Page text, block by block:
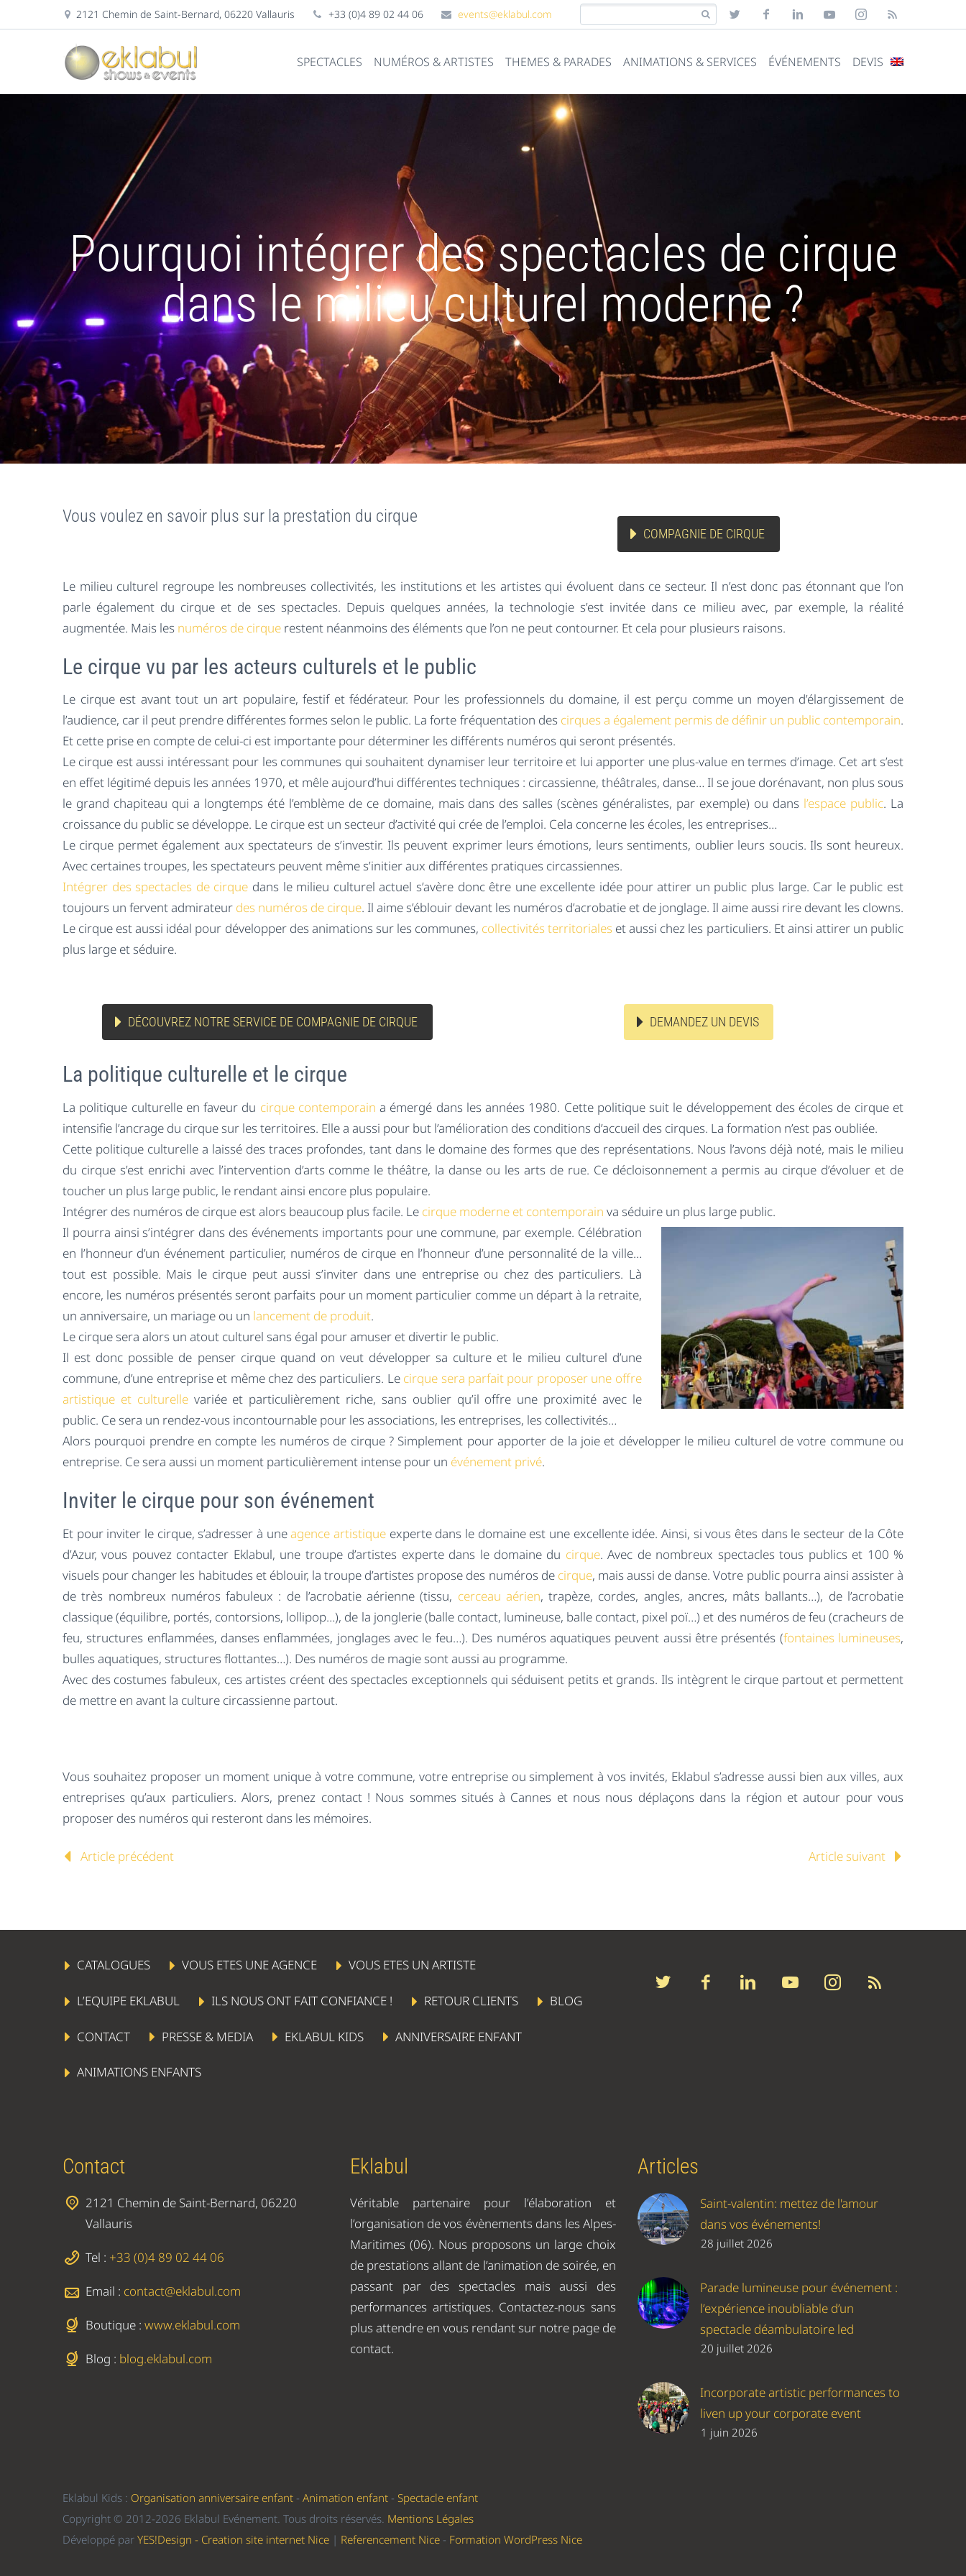
2121 Chemin de Saint-Bernard, 06220 Vallauris +33 (0)4 89 02 44 06 events@eklabul.com
SPECTACLES NUMÉROS & ARTISTES THEMES & PARADES ANIMATIONS & SERVICES ÉVÉNEMENTS DEVIS
Pourquoi intégrer des spectacles de cirque
dans le milieu culturel moderne ?
Vous voulez en savoir plus sur la prestation du cirque
COMPAGNIE DE CIRQUE
Le milieu culturel regroupe les nombreuses collectivités, les institutions et les artistes qui évoluent dans ce secteur. Il n’est donc pas étonnant que l’on
parle également du cirque et de ses spectacles. Depuis quelques années, la technologie s’est invitée dans ce milieu avec, par exemple, la réalité
augmentée. Mais les numéros de cirque restent néanmoins des éléments que l’on ne peut contourner. Et cela pour plusieurs raisons.
Le cirque vu par les acteurs culturels et le public
Le cirque est avant tout un art populaire, festif et fédérateur. Pour les professionnels du domaine, il est perçu comme un moyen d’élargissement de
l’audience, car il peut prendre différentes formes selon le public. La forte fréquentation des cirques a également permis de définir un public contemporain.
Et cette prise en compte de celui-ci est importante pour déterminer les différents numéros qui seront présentés.
Le cirque est aussi intéressant pour les communes qui souhaitent dynamiser leur territoire et lui apporter une plus-value en termes d’image. Cet art s’est
en effet légitimé depuis les années 1970, et mêle aujourd’hui différentes techniques : circassienne, théâtrales, danse… Il se joue dorénavant, non plus sous
le grand chapiteau qui a longtemps été l’emblème de ce domaine, mais dans des salles (scènes généralistes, par exemple) ou dans l’espace public. La
croissance du public se développe. Le cirque est un secteur d’activité qui crée de l’emploi. Cela concerne les écoles, les entreprises…
Le cirque permet également aux spectateurs de s’investir. Ils peuvent exprimer leurs émotions, leurs sentiments, oublier leurs soucis. Ils sont heureux.
Avec certaines troupes, les spectateurs peuvent même s’initier aux différentes pratiques circassiennes.
Intégrer des spectacles de cirque dans le milieu culturel actuel s’avère donc être une excellente idée pour attirer un public plus large. Car le public est
toujours un fervent admirateur des numéros de cirque. Il aime s’éblouir devant les numéros d’acrobatie et de jonglage. Il aime aussi rire devant les clowns.
Le cirque est aussi idéal pour développer des animations sur les communes, collectivités territoriales et aussi chez les particuliers. Et ainsi attirer un public
plus large et séduire.
DÉCOUVREZ NOTRE SERVICE DE COMPAGNIE DE CIRQUE DEMANDEZ UN DEVIS
La politique culturelle et le cirque
La politique culturelle en faveur du cirque contemporain a émergé dans les années 1980. Cette politique suit le développement des écoles de cirque et
intensifie l’ancrage du cirque sur les territoires. Elle a aussi pour but l’amélioration des conditions d’accueil des cirques. La formation n’est pas oubliée.
Cette politique culturelle a laissé des traces profondes, tant dans le domaine des formes que des représentations. Nous l’avons déjà noté, mais le milieu
du cirque s’est enrichi avec l’intervention d’arts comme le théâtre, la danse ou les arts de rue. Ce décloisonnement a permis au cirque d’évoluer et de
toucher un plus large public, le rendant ainsi encore plus populaire.
Intégrer des numéros de cirque est alors beaucoup plus facile. Le cirque moderne et contemporain va séduire un plus large public.
Il pourra ainsi s’intégrer dans des événements importants pour une commune, par exemple. Célébration
en l’honneur d’un événement particulier, numéros de cirque en l’honneur d’une personnalité de la ville…
tout est possible. Mais le cirque peut aussi s’inviter dans une entreprise ou chez des particuliers. Là
encore, les numéros présentés seront parfaits pour un moment particulier comme un départ à la retraite,
un anniversaire, un mariage ou un lancement de produit.
Le cirque sera alors un atout culturel sans égal pour amuser et divertir le public.
Il est donc possible de penser cirque quand on veut développer sa culture et le milieu culturel d’une
commune, d’une entreprise et même chez des particuliers. Le cirque sera parfait pour proposer une offre
artistique et culturellevariée et particulièrement riche, sans oublier qu’il offre une proximité avec le
public. Ce sera un rendez-vous incontournable pour les associations, les entreprises, les collectivités…
Alors pourquoi prendre en compte les numéros de cirque ? Simplement pour apporter de la joie et développer le milieu culturel de votre commune ou
entreprise. Ce sera aussi un moment particulièrement intense pour un événement privé.
Inviter le cirque pour son événement
Et pour inviter le cirque, s’adresser à uneagence artistique experte dans le domaine est une excellente idée. Ainsi, si vous êtes dans le secteur de la Côte
d’Azur, vous pouvez contacter Eklabul, une troupe d’artistes experte dans le domaine du cirque. Avec de nombreux spectacles tous publics et 100 %
visuels pour changer les habitudes et éblouir, la troupe d’artistes propose des numéros de cirque, mais aussi de danse. Votre public pourra ainsi assister à
de très nombreux numéros fabuleux : de l’acrobatie aérienne (tissu, cerceau aérien, trapèze, cordes, angles, ancres, mâts ballants…), de l’acrobatie
classique (équilibre, portés, contorsions, lollipop…), de la jonglerie (balle contact, lumineuse, balle contact, pixel poï…) et des numéros de feu (cracheurs de
feu, structures enflammées, danses enflammées, jonglages avec le feu…). Des numéros aquatiques peuvent aussi être présentés (fontaines lumineuses,
bulles aquatiques, structures flottantes…). Des numéros de magie sont aussi au programme.
Avec des costumes fabuleux, ces artistes créent des spectacles exceptionnels qui séduisent petits et grands. Ils intègrent le cirque partout et permettent
de mettre en avant la culture circassienne partout.
Vous souhaitez proposer un moment unique à votre commune, votre entreprise ou simplement à vos invités, Eklabul s’adresse aussi bien aux villes, aux
entreprises qu’aux particuliers. Alors, prenez contact ! Nous sommes situés à Cannes et nous nous déplaçons dans la région et autour pour vous
proposer des numéros qui resteront dans les mémoires.
Article précédent Article suivant
CATALOGUES VOUS ETES UNE AGENCE VOUS ETES UN ARTISTE
L’EQUIPE EKLABUL ILS NOUS ONT FAIT CONFIANCE ! RETOUR CLIENTS BLOG
CONTACT PRESSE & MEDIA EKLABUL KIDS ANNIVERSAIRE ENFANT
ANIMATIONS ENFANTS
Contact
2121 Chemin de Saint-Bernard, 06220
Vallauris
Tel : +33 (0)4 89 02 44 06
Email : contact@eklabul.com
Boutique : www.eklabul.com
Blog : blog.eklabul.com
Eklabul
Véritable partenaire pour l’élaboration et
l’organisation de vos évènements dans les Alpes-
Maritimes (06). Nous proposons un large choix
de prestations allant de l’animation de soirée, en
passant par des spectacles mais aussi des
performances artistiques. Contactez-nous sans
plus attendre en vous rendant sur notre page de
contact.
Articles
Saint-valentin: mettez de l'amour
dans vos événements!
28 juillet 2026
Parade lumineuse pour événement :
l’expérience inoubliable d’un
spectacle déambulatoire led
20 juillet 2026
Incorporate artistic performances to
liven up your corporate event
1 juin 2026
Eklabul Kids : Organisation anniversaire enfant - Animation enfant - Spectacle enfant
Copyright © 2012-2026 Eklabul Evénement. Tous droits réservés. Mentions Légales
Développé par YES!Design - Creation site internet Nice | Referencement Nice - Formation WordPress Nice